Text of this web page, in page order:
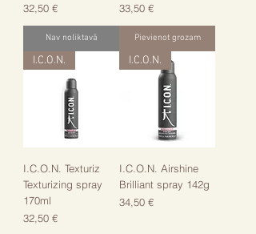
Cena
32,50 €
Nav noliktavā
Cena
33,50 €
Pievienot grozam
I.C.O.N.
I.C.O.N. Texturiz
Texturizing spray
170ml
Cena
32,50 €
I.C.O.N.
I.C.O.N. Airshine
Brilliant spray 142g
Cena
34,50 €